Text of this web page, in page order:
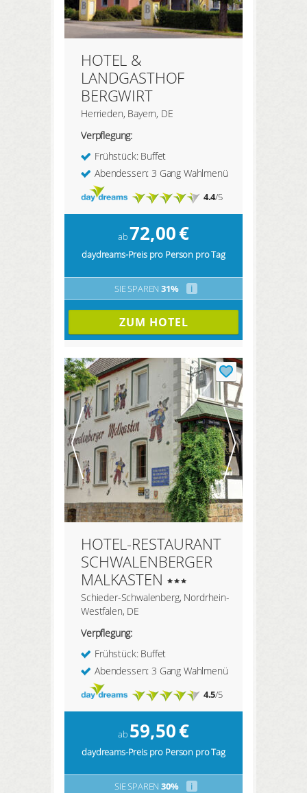
HOTEL &
LANDGASTHOF
BERGWIRT
Herrieden, Bayern, DE
Verpflegung:
Frühstück: Buffet
Abendessen: 3 Gang Wahlmenü
4.4/5
ab72,00€
daydreams-Preis pro Person pro Tag
SIE SPAREN 31% i
ZUM HOTEL
HOTEL-RESTAURANT
SCHWALENBERGER
MALKASTEN
Schieder-Schwalenberg, Nordrhein-
Westfalen, DE
Verpflegung:
Frühstück: Buffet
Abendessen: 3 Gang Wahlmenü
4.5/5
ab 59,50€
daydreams-Preis pro Person pro Tag
SIE SPAREN 30% i